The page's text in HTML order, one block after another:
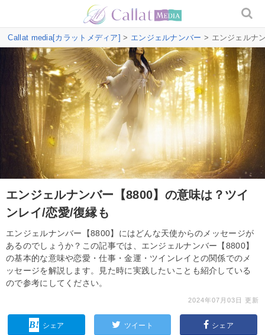
Callat media[カラットメディア] > エンジェルナンバー > エンジェルナ
エンジェルナンバー【8800】の意味は？ツイ
ンレイ/恋愛/復縁も
エンジェルナンバー【8800】にはどんな天使からのメッセージが
あるのでしょうか？この記事では、エンジェルナンバー【8800】
の基本的な意味や恋愛・仕事・金運・ツインレイとの関係でのメ
ッセージを解説します。見た時に実践したいことも紹介している
ので参考にしてください。
2024年07月03日 更新
シェア ツイート シェア